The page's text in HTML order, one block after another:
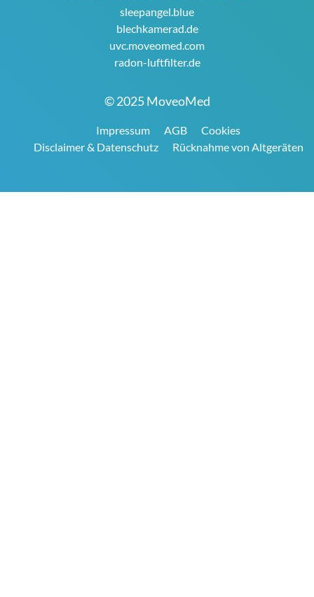
sleepangel.blue
blechkamerad.de
uvc.moveomed.com
radon-luftfilter.de
© 2025 MoveoMed
Impressum AGB
Cookies
Disclaimer & Datenschutz
Rücknahme von Altgeräten